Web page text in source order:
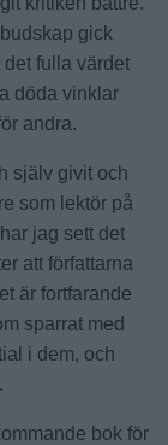
gick
fulla värdet
döda vinklar
andra.
själv givit och
som lektör på
jag sett det
att författarna
är fortfarande
sparrat med
i dem, och
bok för